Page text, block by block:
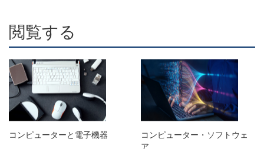
閲覧する
コンピューターと電子機器
コンピューター・ソフトウェ